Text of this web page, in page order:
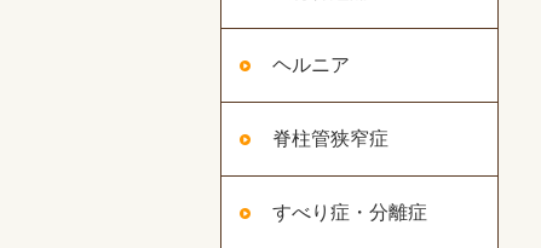
ヘルニア
脊柱管狭窄症
すべり症・分離症